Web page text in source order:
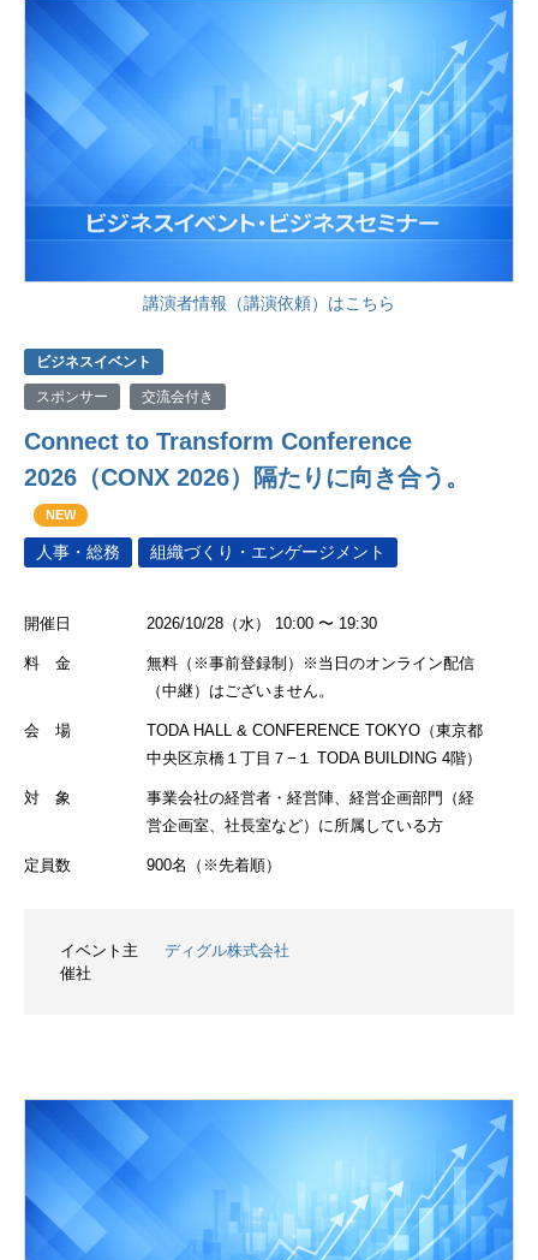
講演者情報（講演依頼）はこちら
ビジネスイベント
スポンサー 交流会付き
Connect to Transform Conference
2026（CONX 2026）隔たりに向き合う。
NEW
人事・総務 組織づくり・エンゲージメント
開催日 2026/10/28（水） 10:00 〜 19:30
料 金
無料（※事前登録制）※当日のオンライン配信
（中継）はございません。
会 場
TODA HALL & CONFERENCE TOKYO（東京都
中央区京橋１丁目７−１ TODA BUILDING 4階）
対 象
事業会社の経営者・経営陣、経営企画部門（経
営企画室、社長室など）に所属している方
定員数 900名（※先着順）
イベント主
催社
ディグル株式会社